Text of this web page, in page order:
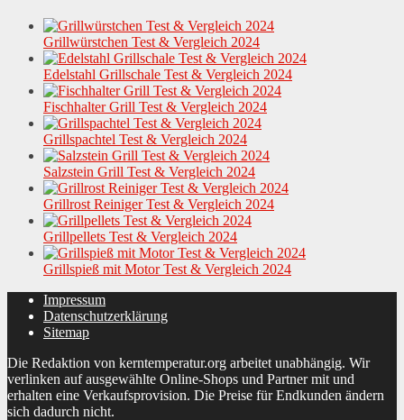
Grillwürstchen Test & Vergleich 2024
Edelstahl Grillschale Test & Vergleich 2024
Fischhalter Grill Test & Vergleich 2024
Grillspachtel Test & Vergleich 2024
Salzstein Grill Test & Vergleich 2024
Grillrost Reiniger Test & Vergleich 2024
Grillpellets Test & Vergleich 2024
Grillspieß mit Motor Test & Vergleich 2024
Impressum
Datenschutzerklärung
Sitemap
Die Redaktion von kerntemperatur.org arbeitet unabhängig. Wir
verlinken auf ausgewählte Online-Shops und Partner mit und
erhalten eine Verkaufsprovision. Die Preise für Endkunden ändern
sich dadurch nicht.